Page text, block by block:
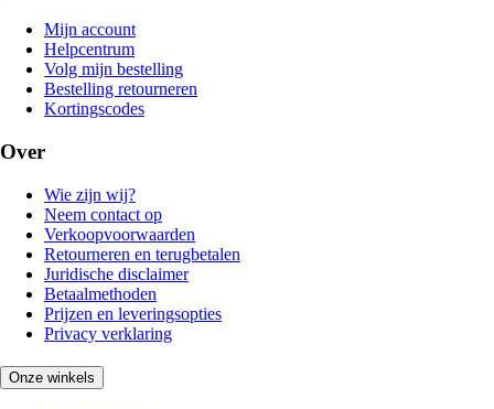
Mijn account
Helpcentrum
Volg mijn bestelling
Bestelling retourneren
Kortingscodes
Over
Wie zijn wij?
Neem contact op
Verkoopvoorwaarden
Retourneren en terugbetalen
Juridische disclaimer
Betaalmethoden
Prijzen en leveringsopties
Privacy verklaring
Onze winkels